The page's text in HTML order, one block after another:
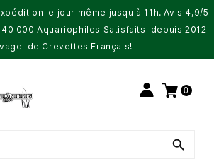
le jour même jusqu'à 11h. Avis 4,9/5
000 Aquariophiles Satisfaits depuis 2012
de Crevettes Français!
0
